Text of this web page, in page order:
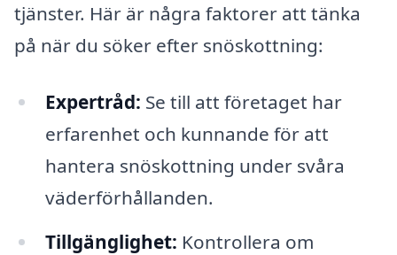
tjänster. Här är några faktorer att tänka
på när du söker efter snöskottning:
Expertråd: Se till att företaget har
erfarenhet och kunnande för att
hantera snöskottning under svåra
väderförhållanden.
Tillgänglighet: Kontrollera om